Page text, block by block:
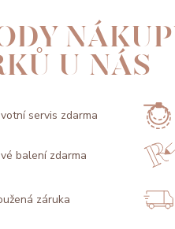
U NÁS
servis zdarma
balení zdarma
záruka